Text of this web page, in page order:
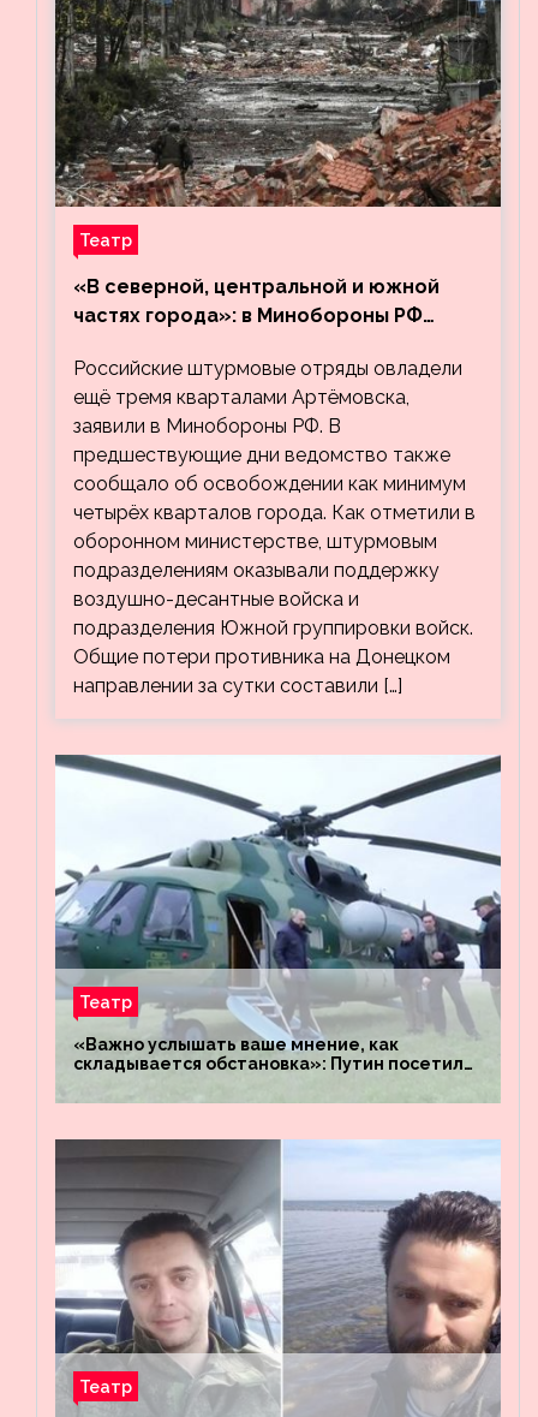
Театр
«В северной, центральной и южной
частях города»: в Минобороны РФ
кварталов Артёмовска
Российские штурмовые отряды овладели
ещё тремя кварталами Артёмовска,
заявили в Минобороны РФ. В
предшествующие дни ведомство также
сообщало об освобождении как минимум
четырёх кварталов города. Как отметили в
оборонном министерстве, штурмовым
подразделениям оказывали поддержку
воздушно-десантные войска и
подразделения Южной группировки войск.
Общие потери противника на Донецком
направлении за сутки составили […]
Театр
«Важно услышать ваше мнение, как
складывается обстановка»: Путин посетил
«Восток»
Театр